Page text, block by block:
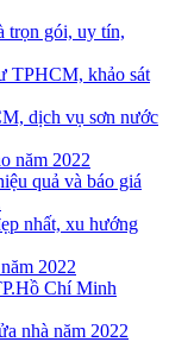
trọn gói, uy tín,
TPHCM, khảo sát
dịch vụ sơn nước
năm 2022
quả và báo giá
nhất, xu hướng
2022
Chí Minh
nhà năm 2022